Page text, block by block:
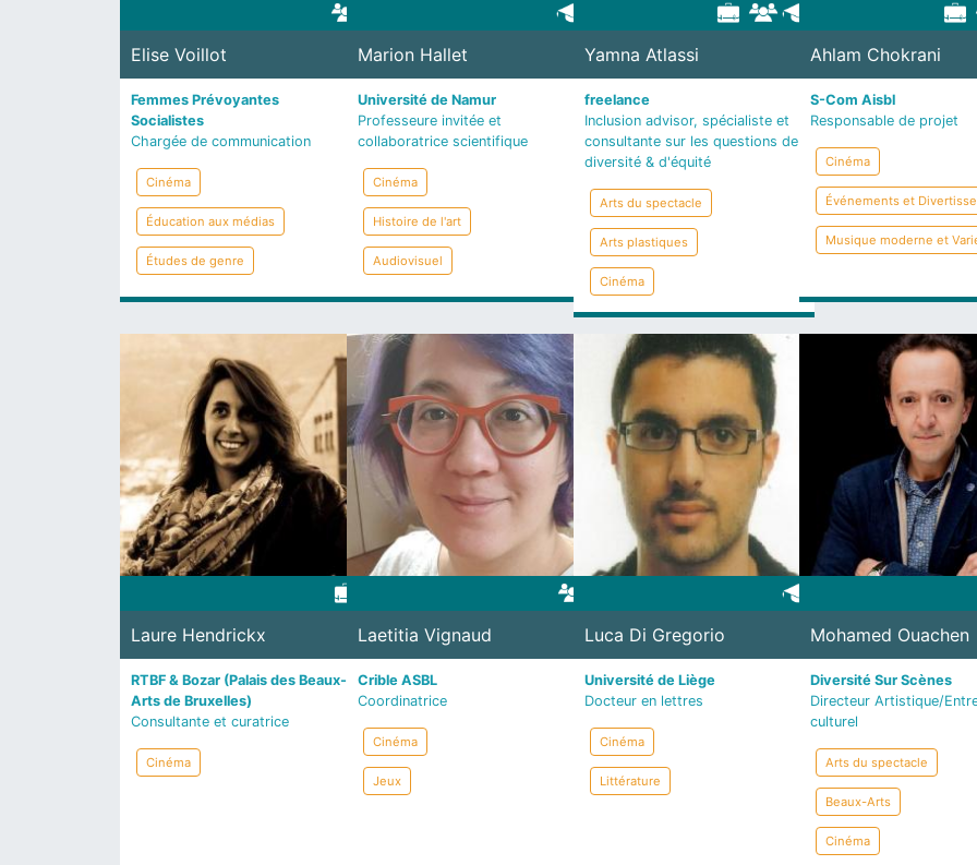
Elise Voillot
Femmes Prévoyantes
Socialistes
Chargée de communication
Cinéma
Éducation aux médias
Études de genre
Marion Hallet
Université de Namur
Professeure invitée et
collaboratrice scientifique
Cinéma
Histoire de l'art
Audiovisuel
Yamna Atlassi
freelance
Inclusion advisor, spécialiste et
consultante sur les questions de
diversité & d'équité
Arts du spectacle
Arts plastiques
Cinéma
Ahlam Chokrani
S-Com Aisbl
Responsable de projet
Cinéma
Événements et
Musique moderne et
Laure Hendrickx
RTBF & Bozar (Palais des Beaux-
Arts de Bruxelles)
Consultante et curatrice
Cinéma
Laetitia Vignaud
Crible ASBL
Coordinatrice
Cinéma
Jeux
Luca Di Gregorio
Université de Liège
Docteur en lettres
Cinéma
Littérature
Mohamed Ouachen
Diversité Sur Scènes
Directeur Artistique/
culturel
Arts du spectacle
Beaux-Arts
Cinéma